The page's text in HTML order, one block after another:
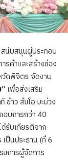
สนับสนุนผู้ประกอบ
รค้าและสร้างช่อง
วัดพิจิตร จัดงาน
เพื่อส่งเสริม
าว ส้มโอ มะม่วง
อบการกว่า 40
ด้รับเกียรติจาก
ป็นประธาน (ที่ 6
มการผู้จัดการ